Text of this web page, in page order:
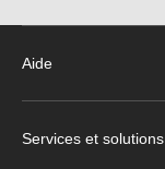
Aide
Services et solutions